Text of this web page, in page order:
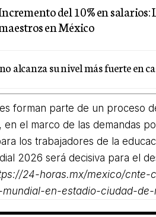
del 10% en salarios:
en México
alcanza su nivel más fuerte en
forman parte de un proceso
en el marco de las demandas
los trabajadores de la
2026 será decisiva para el
24-horas.mx/mexico/
en-estadio-ciudad-